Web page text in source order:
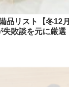
品リスト【冬12
失敗談を元に厳選